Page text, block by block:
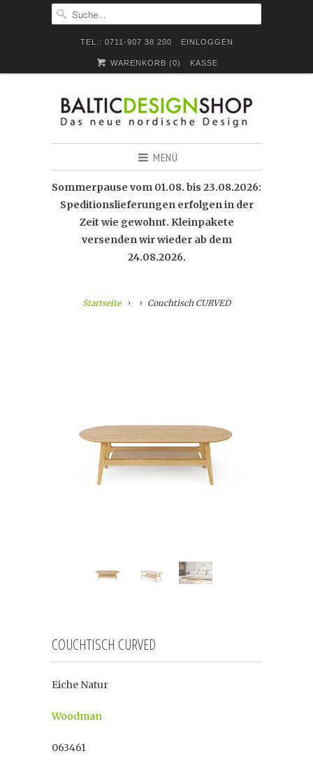
TEL.: 0711-907 38 200 EINLOGGEN
WARENKORB (0) KASSE
MENÜ
Sommerpause vom 01.08. bis 23.08.2026:
Speditionslieferungen erfolgen in der
Zeit wie gewohnt. Kleinpakete
versenden wir wieder ab dem
24.08.2026.
Startseite Couchtisch CURVED
COUCHTISCH CURVED
Eiche Natur
Woodman
063461